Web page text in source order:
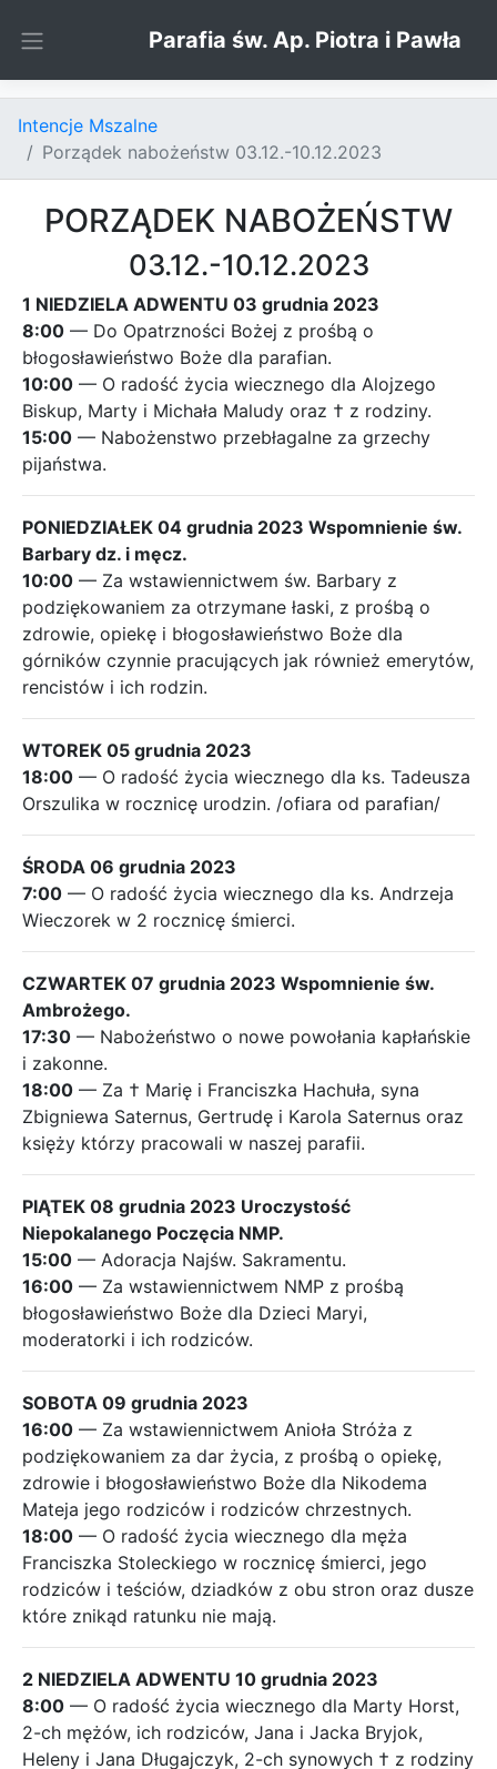
Parafia św. Ap. Piotra i Pawła
Intencje Mszalne
Porządek nabożeństw 03.12.-10.12.2023
PORZĄDEK NABOŻEŃSTW
03.12.-10.12.2023
1 NIEDZIELA ADWENTU 03 grudnia 2023
8:00 — Do Opatrzności Bożej z prośbą o
błogosławieństwo Boże dla parafian.
10:00 — O radość życia wiecznego dla Alojzego
Biskup, Marty i Michała Maludy oraz † z rodziny.
15:00 — Nabożenstwo przebłagalne za grzechy
pijaństwa.
PONIEDZIAŁEK 04 grudnia 2023 Wspomnienie św.
Barbary dz. i męcz.
10:00 — Za wstawiennictwem św. Barbary z
podziękowaniem za otrzymane łaski, z prośbą o
zdrowie, opiekę i błogosławieństwo Boże dla
górników czynnie pracujących jak również emerytów,
rencistów i ich rodzin.
WTOREK 05 grudnia 2023
18:00 — O radość życia wiecznego dla ks. Tadeusza
Orszulika w rocznicę urodzin. /ofiara od parafian/
ŚRODA 06 grudnia 2023
7:00 — O radość życia wiecznego dla ks. Andrzeja
Wieczorek w 2 rocznicę śmierci.
CZWARTEK 07 grudnia 2023 Wspomnienie św.
Ambrożego.
17:30 — Nabożeństwo o nowe powołania kapłańskie
i zakonne.
18:00 — Za † Marię i Franciszka Hachuła, syna
Zbigniewa Saternus, Gertrudę i Karola Saternus oraz
księży którzy pracowali w naszej parafii.
PIĄTEK 08 grudnia 2023 Uroczystość
Niepokalanego Poczęcia NMP.
15:00 — Adoracja Najśw. Sakramentu.
16:00 — Za wstawiennictwem NMP z prośbą
błogosławieństwo Boże dla Dzieci Maryi,
moderatorki i ich rodziców.
SOBOTA 09 grudnia 2023
16:00 — Za wstawiennictwem Anioła Stróża z
podziękowaniem za dar życia, z prośbą o opiekę,
zdrowie i błogosławieństwo Boże dla Nikodema
Mateja jego rodziców i rodziców chrzestnych.
18:00 — O radość życia wiecznego dla męża
Franciszka Stoleckiego w rocznicę śmierci, jego
rodziców i teściów, dziadków z obu stron oraz dusze
które znikąd ratunku nie mają.
2 NIEDZIELA ADWENTU 10 grudnia 2023
8:00 — O radość życia wiecznego dla Marty Horst,
2-ch mężów, ich rodziców, Jana i Jacka Bryjok,
Heleny i Jana Długajczyk, 2-ch synowych † z rodziny